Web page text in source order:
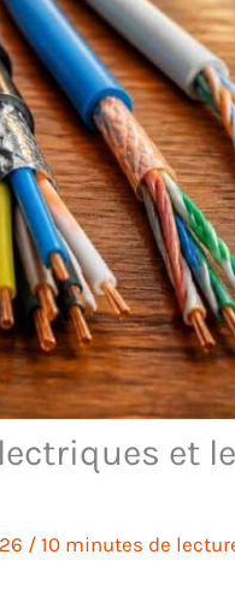
et
/ 10 minutes de